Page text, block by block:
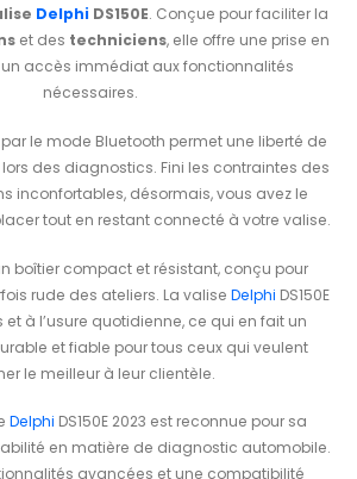
DelphiDS150E. Conçue pour faciliter la
et des techniciens, elle offre une prise en
accès immédiat aux fonctionnalités
nécessaires.
le mode Bluetooth permet une liberté de
des diagnostics. Fini les contraintes des
inconfortables, désormais, vous avez le
tout en restant connecté à votre valise.
boîtier compact et résistant, conçu pour
rude des ateliers. La valise Delphi DS150E
et à l’usure quotidienne, ce qui en fait un
et fiable pour tous ceux qui veulent
le meilleur à leur clientèle.
Delphi DS150E 2023 est reconnue pour sa
en matière de diagnostic automobile.
avancées et une compatibilité